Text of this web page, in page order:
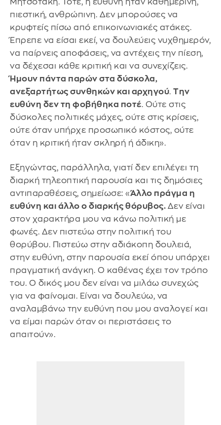
Μητσοτάκη. Τότε, η ευθύνη ήταν καθημερινή,
πιεστική, ανθρώπινη. Δεν μπορούσες να
κρυφτείς πίσω από επικοινωνιακές ατάκες.
Έπρεπε να είσαι εκεί, να δουλεύεις νυχθημερόν,
να παίρνεις αποφάσεις, να αντέχεις την πίεση,
να δέχεσαι κάθε κριτική και να συνεχίζεις.
Ήμουν πάντα παρών στα δύσκολα,
ανεξαρτήτως συνθηκών και αρχηγού. Την
ευθύνη δεν τη φοβήθηκα ποτέ. Ούτε στις
δύσκολες πολιτικές μάχες, ούτε στις κρίσεις,
ούτε όταν υπήρχε προσωπικό κόστος, ούτε
όταν η κριτική ήταν σκληρή ή άδικη».
Εξηγώντας, παράλληλα, γιατί δεν επιλέγει τη
διαρκή τηλεοπτική παρουσία και τις δημόσιες
αντιπαραθέσεις, σημείωσε: «Άλλο πράγμα η
ευθύνη και άλλο ο διαρκής θόρυβος. Δεν είναι
στον χαρακτήρα μου να κάνω πολιτική με
φωνές. Δεν πιστεύω στην πολιτική του
θορύβου. Πιστεύω στην αδιάκοπη δουλειά,
στην ευθύνη, στην παρουσία εκεί όπου υπάρχει
πραγματική ανάγκη. Ο καθένας έχει τον τρόπο
του. Ο δικός μου δεν είναι να μιλάω συνεχώς
για να φαίνομαι. Είναι να δουλεύω, να
αναλαμβάνω την ευθύνη που μου αναλογεί και
να είμαι παρών όταν οι περιστάσεις το
απαιτούν».